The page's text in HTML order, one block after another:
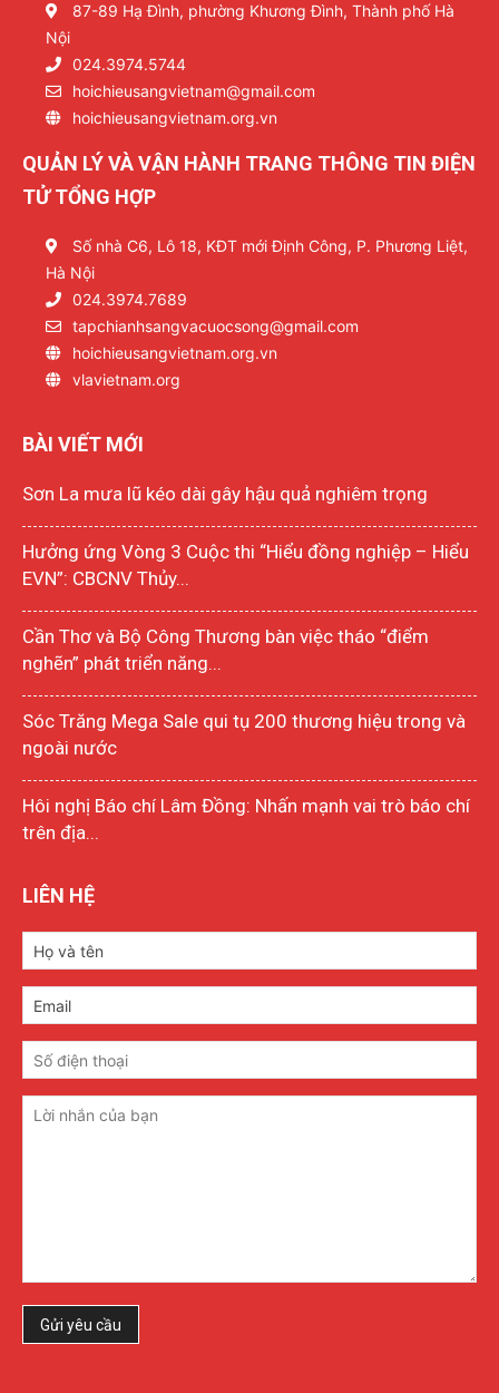
87-89 Hạ Đình, phường Khương Đình, Thành phố Hà
Nội
024.3974.5744
hoichieusangvietnam@gmail.com
hoichieusangvietnam.org.vn
QUẢN LÝ VÀ VẬN HÀNH TRANG THÔNG TIN ĐIỆN
TỬ TỔNG HỢP
Số nhà C6, Lô 18, KĐT mới Định Công, P. Phương Liệt,
Hà Nội
024.3974.7689
tapchianhsangvacuocsong@gmail.com
hoichieusangvietnam.org.vn
vlavietnam.org
BÀI VIẾT MỚI
Sơn La mưa lũ kéo dài gây hậu quả nghiêm trọng
Hưởng ứng Vòng 3 Cuộc thi “Hiểu đồng nghiệp – Hiểu
EVN”: CBCNV Thủy...
Cần Thơ và Bộ Công Thương bàn việc tháo “điểm
nghẽn” phát triển năng...
Sóc Trăng Mega Sale qui tụ 200 thương hiệu trong và
ngoài nước
Hôi nghị Báo chí Lâm Đồng: Nhấn mạnh vai trò báo chí
trên địa...
LIÊN HỆ